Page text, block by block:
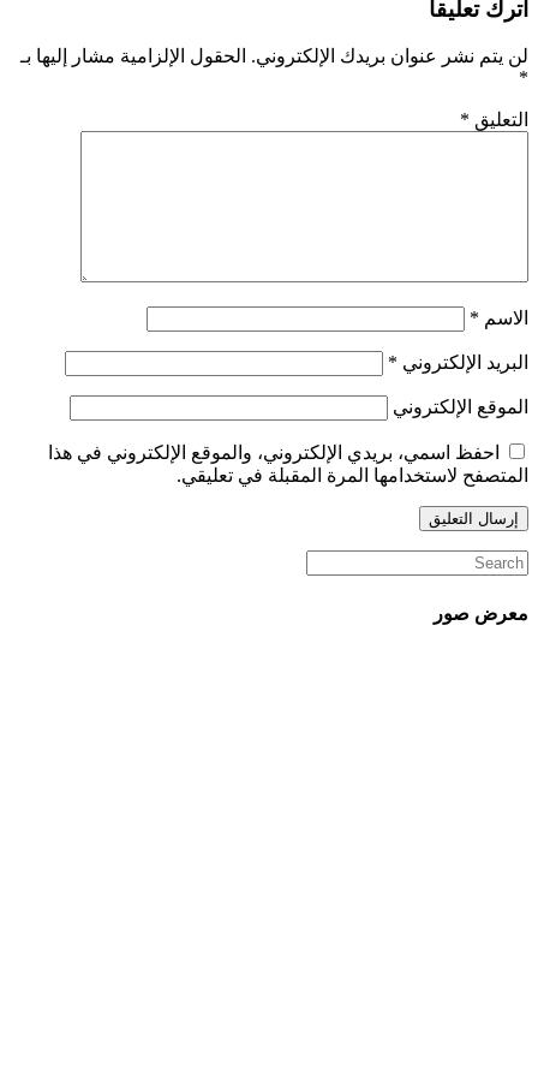
اترك تعليقاً
لن يتم نشر عنوان بريدك الإلكتروني. الحقول الإلزامية مشار إليها بـ
*
التعليق *
الاسم *
البريد الإلكتروني *
الموقع الإلكتروني
احفظ اسمي، بريدي الإلكتروني، والموقع الإلكتروني في هذا
المتصفح لاستخدامها المرة المقبلة في تعليقي.
معرض صور